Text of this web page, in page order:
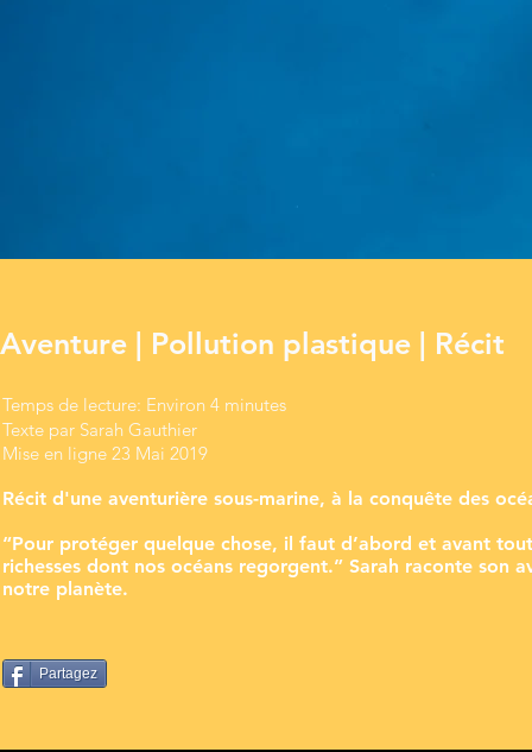
Aventure | Pollution plastique | Récit
Temps de lecture: Environ 4 minutes
Texte par Sarah Gauthier
Mise en ligne 23 Mai 2019
Récit d'une aventurière sous-marine, à la conquête des
“Pour protéger quelque chose, il faut d’abord et avant
richesses dont nos océans regorgent.” Sarah raconte son
notre planète.
Partagez